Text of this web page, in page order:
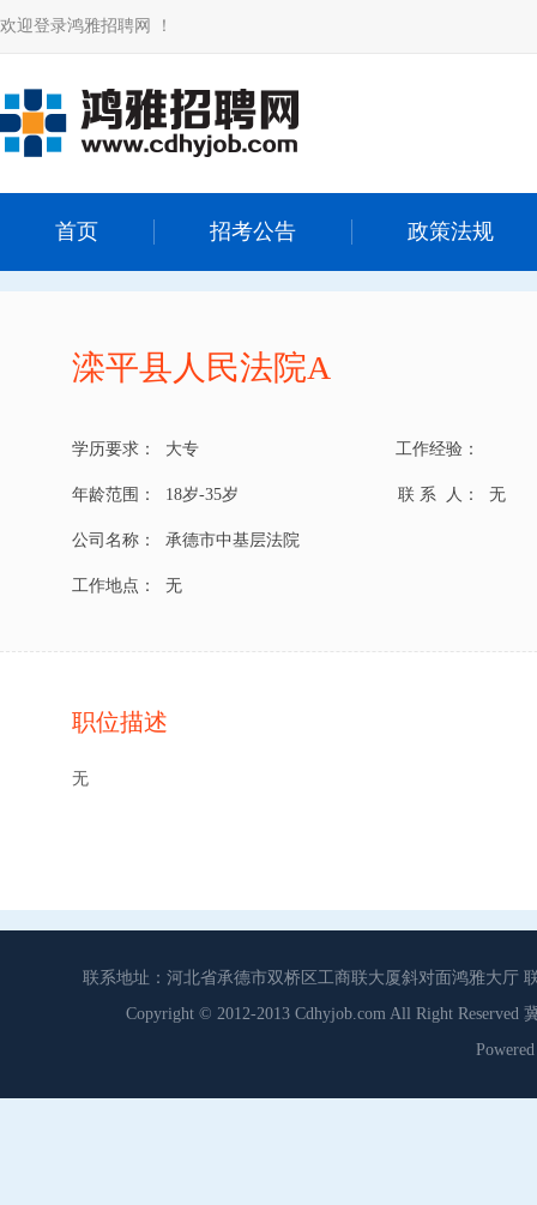
欢迎登录鸿雅招聘网 ！
首页 招考公告 政策法规
滦平县人民法院A
学历要求： 大专 工作经验：
年龄范围： 18岁-35岁 联 系 人： 无
公司名称： 承德市中基层法院
工作地点： 无
职位描述
无
联系地址：河北省承德市双桥区工商联大厦斜对面鸿雅大厅
Copyright © 2012-2013 Cdhyjob.com All Right Reserved